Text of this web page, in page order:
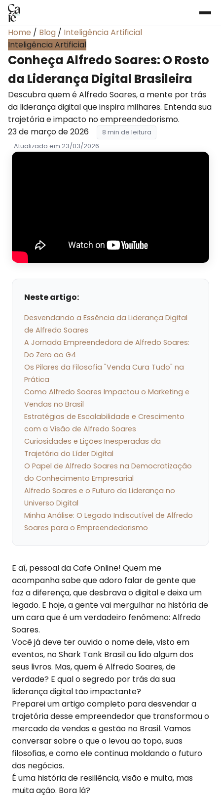
Home / Blog / Inteligência Artificial
Inteligência Artificial
Conheça Alfredo Soares: O Rosto
da Liderança Digital Brasileira
Descubra quem é Alfredo Soares, a mente por trás
da liderança digital que inspira milhares. Entenda sua
trajetória e impacto no empreendedorismo.
23 de março de 2026
8 min de leitura
Atualizado em 23/03/2026
Neste artigo:
Desvendando a Essência da Liderança Digital
de Alfredo Soares
A Jornada Empreendedora de Alfredo Soares:
Do Zero ao G4
Os Pilares da Filosofia "Venda Cura Tudo" na
Prática
Como Alfredo Soares Impactou o Marketing e
Vendas no Brasil
Estratégias de Escalabilidade e Crescimento
com a Visão de Alfredo Soares
Curiosidades e Lições Inesperadas da
Trajetória do Líder Digital
O Papel de Alfredo Soares na Democratização
do Conhecimento Empresarial
Alfredo Soares e o Futuro da Liderança no
Universo Digital
Minha Análise: O Legado Indiscutível de Alfredo
Soares para o Empreendedorismo
E aí, pessoal da Cafe Online! Quem me
acompanha sabe que adoro falar de gente que
faz a diferença, que desbrava o digital e deixa um
legado. E hoje, a gente vai mergulhar na história de
um cara que é um verdadeiro fenômeno: Alfredo
Soares.
Você já deve ter ouvido o nome dele, visto em
eventos, no Shark Tank Brasil ou lido algum dos
seus livros. Mas, quem é Alfredo Soares, de
verdade? E qual o segredo por trás da sua
liderança digital tão impactante?
Preparei um artigo completo para desvendar a
trajetória desse empreendedor que transformou o
mercado de vendas e gestão no Brasil. Vamos
conversar sobre o que o levou ao topo, suas
filosofias, e como ele continua moldando o futuro
dos negócios.
É uma história de resiliência, visão e muita, mas
muita ação. Bora lá?